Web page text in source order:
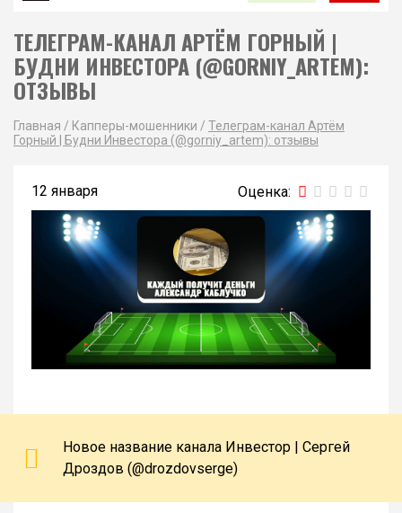
ТЕЛЕГРАМ-КАНАЛ АРТЁМ ГОРНЫЙ |
БУДНИ ИНВЕСТОРА (@GORNIY_ARTEM):
ОТЗЫВЫ
Главная / Капперы-мошенники / Телеграм-канал Артём
Горный | Будни Инвестора (@gorniy_artem): отзывы
12 января
Новое название канала Инвестор | Сергей
Дроздов (@drozdovserge)